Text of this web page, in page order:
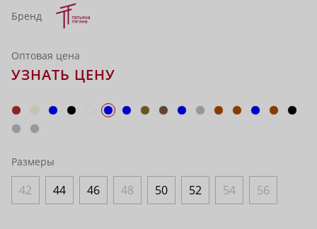
Бренд
Оптовая цена
УЗНАТЬ ЦЕНУ
Размеры
42 44 46 48 50 52 54 56